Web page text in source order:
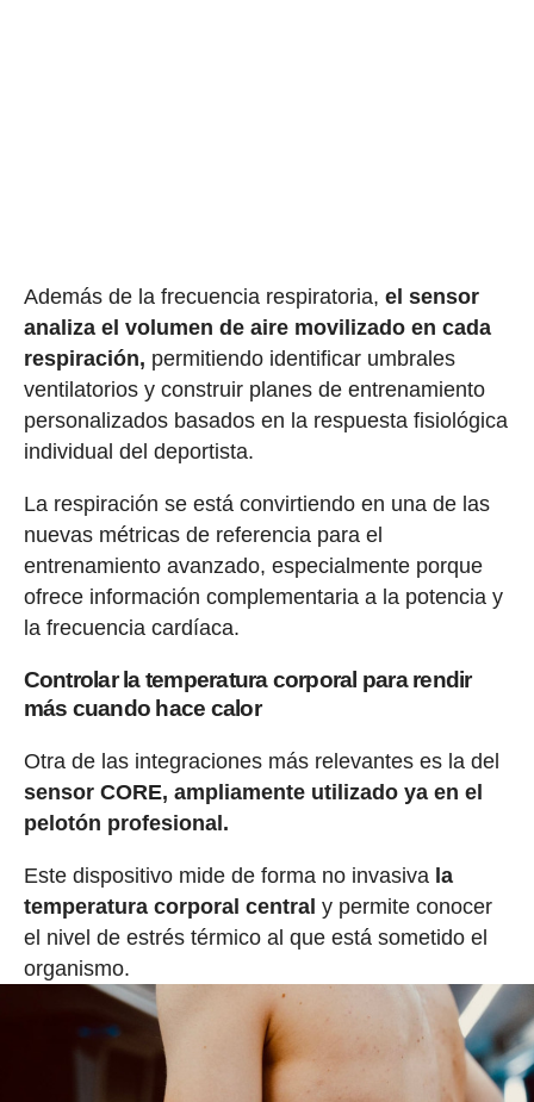
Además de la frecuencia respiratoria, el sensor
analiza el volumen de aire movilizado en cada
respiración, permitiendo identificar umbrales
ventilatorios y construir planes de entrenamiento
personalizados basados en la respuesta fisiológica
individual del deportista.
La respiración se está convirtiendo en una de las
nuevas métricas de referencia para el
entrenamiento avanzado, especialmente porque
ofrece información complementaria a la potencia y
la frecuencia cardíaca.
Controlar la temperatura corporal para rendir
más cuando hace calor
Otra de las integraciones más relevantes es la del
sensor CORE, ampliamente utilizado ya en el
pelotón profesional.
Este dispositivo mide de forma no invasivala
temperatura corporal central y permite conocer
el nivel de estrés térmico al que está sometido el
organismo.